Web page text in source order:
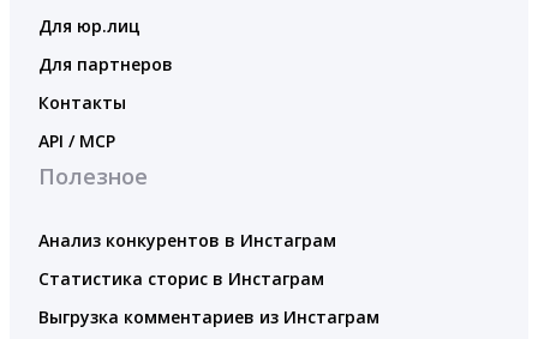
Для юр.лиц
Для партнеров
Контакты
API / MCP
Полезное
Анализ конкурентов в Инстаграм
Статистика сторис в Инстаграм
Выгрузка комментариев из Инстаграм